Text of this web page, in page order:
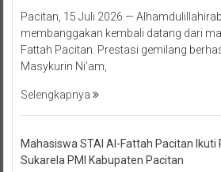
Pacitan, 15 Juli 2026 —
membanggakan kembali datang dari
Fattah Pacitan. Prestasi gemilang
Masykurin Ni’am,
Selengkapnya
Mahasiswa STAI Al-Fattah Pacitan Ikuti
Sukarela PMI Kabupaten Pacitan